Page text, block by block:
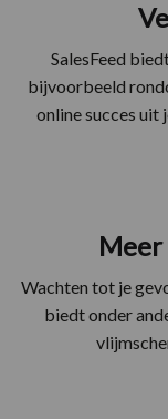
SalesFeed
bijvoorbeeld
online succes uit
Wachten tot je
biedt onder